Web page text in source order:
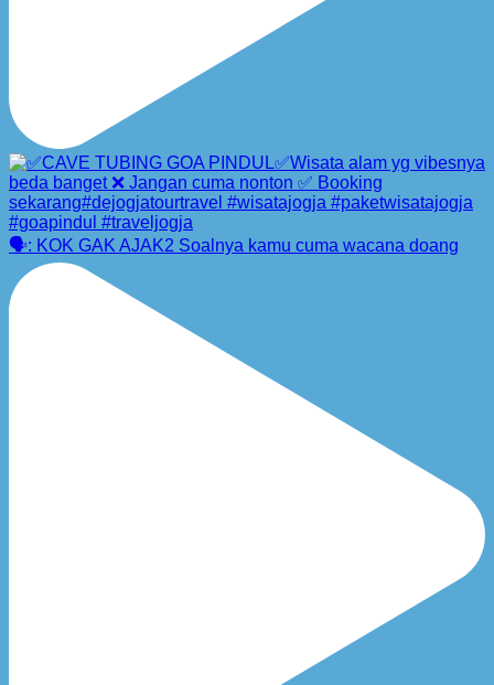
🗣️: KOK GAK AJAK2 Soalnya kamu cuma wacana doang